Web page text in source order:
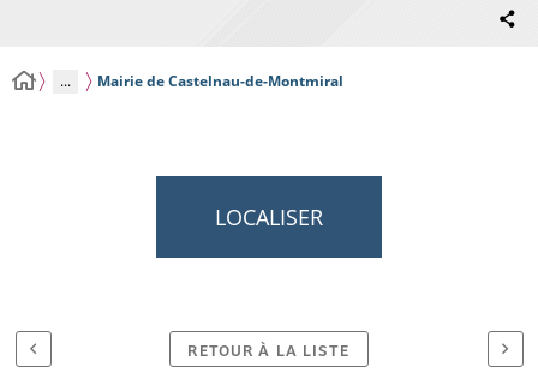
... Mairie de Castelnau-de-Montmiral
LOCALISER
RETOUR À LA LISTE